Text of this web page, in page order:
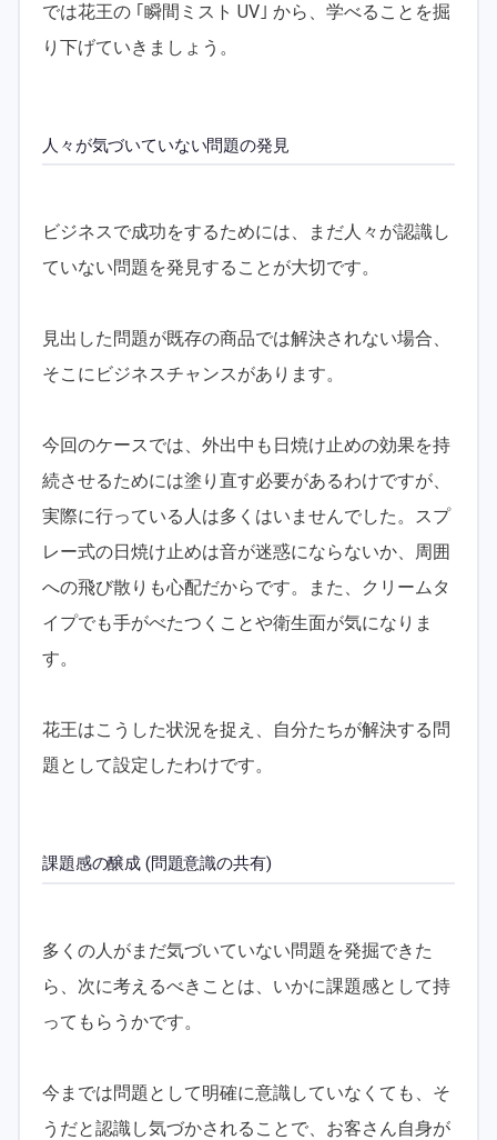
では花王の ｢瞬間ミスト UV｣ から、学べることを掘
り下げていきましょう。
人々が気づいていない問題の発見
ビジネスで成功をするためには、まだ人々が認識し
ていない問題を発見することが大切です。
見出した問題が既存の商品では解決されない場合、
そこにビジネスチャンスがあります。
今回のケースでは、外出中も日焼け止めの効果を持
続させるためには塗り直す必要があるわけですが、
実際に行っている人は多くはいませんでした。スプ
レー式の日焼け止めは音が迷惑にならないか、周囲
への飛び散りも心配だからです。また、クリームタ
イプでも手がべたつくことや衛生面が気になりま
す。
花王はこうした状況を捉え、自分たちが解決する問
題として設定したわけです。
課題感の醸成 (問題意識の共有)
多くの人がまだ気づいていない問題を発掘できた
ら、次に考えるべきことは、いかに課題感として持
ってもらうかです。
今までは問題として明確に意識していなくても、そ
うだと認識し気づかされることで、お客さん自身が